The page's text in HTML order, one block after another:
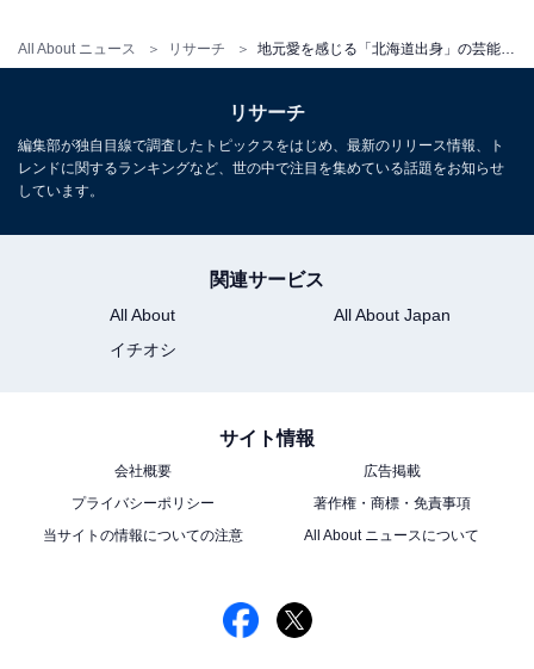
All About ニュース リサーチ
＞次ページ：15位までのランキング結果
この記事の筆者：チバミサキ プロフィール
美大卒業後、新聞社などに勤務。デザイナー兼ライタ
ー。趣味は掃除と植木の世話。暮らしかたも文章もシン
リサーチ
編集部が独自目線で調査したトピックスをはじめ、最新のリリース情報、ト
レンドに関するランキングなど、世の中で注目を集めている話題をお知らせ
しています。
関連サービス
All About
All About Japan
イチオシ
サイト情報
会社概要
広告掲載
プライバシーポリシー
著作権・商標・免責事項
当サイトの情報についての注意
All About ニュースについて